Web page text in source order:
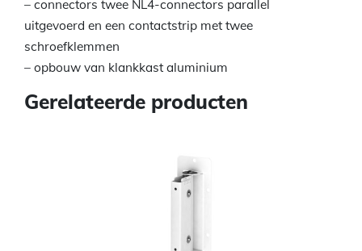
– connectors twee NL4-connectors parallel
uitgevoerd en een contactstrip met twee
schroefklemmen
– opbouw van klankkast aluminium
Gerelateerde producten